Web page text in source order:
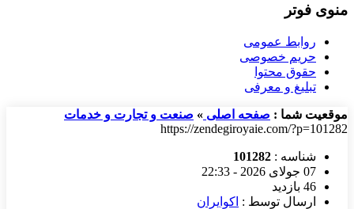
منوی فوتر
روابط عمومی
حریم خصوصی
حقوق محتوا
تبلیغ و معرفی
موقعیت شما : صفحه اصلی » صنعت و تجارت و خدمات
https://zendegiroyaie.com/?p=101282
شناسه : 101282
07 جولای 2026 - 22:33
46 بازدید
ارسال توسط : اکوایران